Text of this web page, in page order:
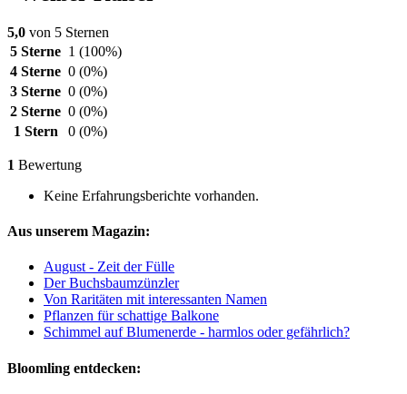
5,0 von 5 Sternen
5 Sterne 1 (100%)
4 Sterne 0 (0%)
3 Sterne 0 (0%)
2 Sterne 0 (0%)
1 Stern
0 (0%)
1 Bewertung
Keine Erfahrungsberichte vorhanden.
Aus unserem Magazin:
August - Zeit der Fülle
Der Buchsbaumzünzler
Von Raritäten mit interessanten Namen
Pflanzen für schattige Balkone
Schimmel auf Blumenerde - harmlos oder gefährlich?
Bloomling entdecken: